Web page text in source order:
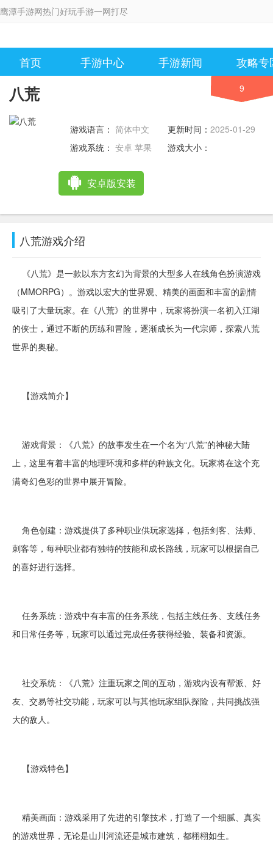
鹰潭手游网热门好玩手游一网打尽
首页 手游中心 手游新闻 攻略专
八荒 9
游戏语言： 简体中文 更新时间： 2025-01-29
08:00:14
游戏系统： 安卓 苹果 游戏大小：
安卓版安装
八荒游戏介绍
《八荒》是一款以东方玄幻为背景的大型多人在线角色扮演游戏
（MMORPG）。游戏以宏大的世界观、精美的画面和丰富的剧情
吸引了大量玩家。在《八荒》的世界中，玩家将扮演一名初入江湖
的侠士，通过不断的历练和冒险，逐渐成长为一代宗师，探索八荒
世界的奥秘。
【游戏简介】
游戏背景：《八荒》的故事发生在一个名为“八荒”的神秘大陆
上，这里有着丰富的地理环境和多样的种族文化。玩家将在这个充
满奇幻色彩的世界中展开冒险。
角色创建：游戏提供了多种职业供玩家选择，包括剑客、法师、
刺客等，每种职业都有独特的技能和成长路线，玩家可以根据自己
的喜好进行选择。
任务系统：游戏中有丰富的任务系统，包括主线任务、支线任务
和日常任务等，玩家可以通过完成任务获得经验、装备和资源。
社交系统：《八荒》注重玩家之间的互动，游戏内设有帮派、好
友、交易等社交功能，玩家可以与其他玩家组队探险，共同挑战强
大的敌人。
【游戏特色】
精美画面：游戏采用了先进的引擎技术，打造了一个细腻、真实
的游戏世界，无论是山川河流还是城市建筑，都栩栩如生。